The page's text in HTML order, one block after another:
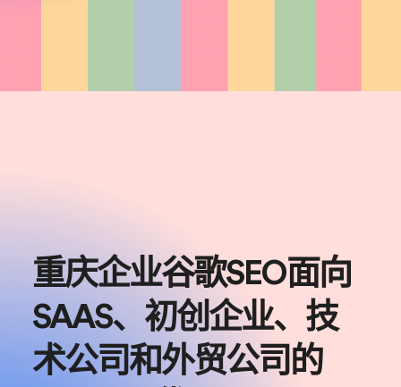
重庆企业谷歌SEO面向
SAAS、初创企业、技
术公司和外贸公司的